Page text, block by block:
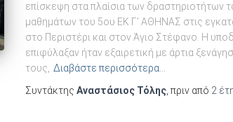
επίσκεψη στα πλαίσια των δραστηριοτήτων
μαθημάτων του 5ου ΕΚ Γ’ ΑΘΗΝΑΣ στις
στο Περιστέρι και στον Άγιο Στέφανο. Η
επιφύλαξαν ήταν εξαιρετική με άρτια
τους, Διαβάστε περισσότερα…
Συντάκτης Αναστάσιος Τόλης , πριν από 2